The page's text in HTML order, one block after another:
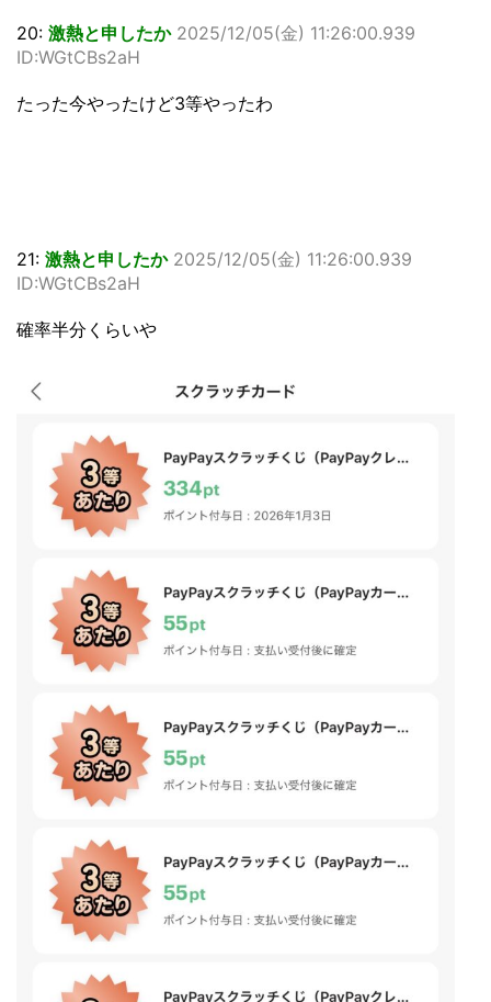
20: 激熱と申したか 2025/12/05(金) 11:26:00.939
ID:WGtCBs2aH
たった今やったけど3等やったわ
21: 激熱と申したか 2025/12/05(金) 11:26:00.939
ID:WGtCBs2aH
確率半分くらいや